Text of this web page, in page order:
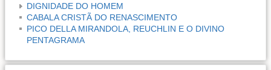
DIGNIDADE DO HOMEM
CABALA CRISTÃ DO RENASCIMENTO
PICO DELLA MIRANDOLA, REUCHLIN E O DIVINO
PENTAGRAMA